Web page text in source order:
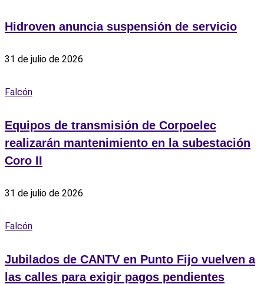
Hidroven anuncia suspensión de servicio
31 de julio de 2026
Falcón
Equipos de transmisión de Corpoelec
realizarán mantenimiento en la subestación
Coro II
31 de julio de 2026
Falcón
Jubilados de CANTV en Punto Fijo vuelven a
las calles para exigir pagos pendientes